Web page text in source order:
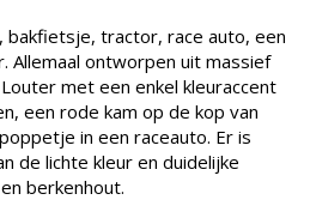
tractor, race auto, een
Allemaal ontworpen uit massief
met een enkel kleuraccent
een rode kam op de kop van
in een raceauto. Er is
de lichte kleur en duidelijke
berkenhout.